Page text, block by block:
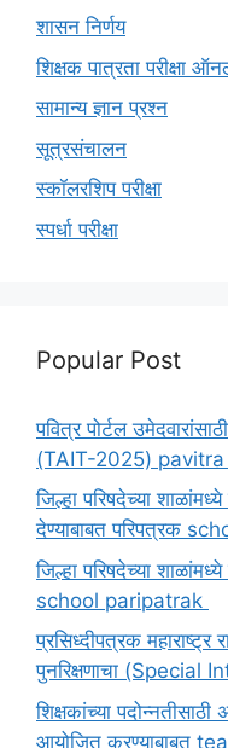
शासन निर्णय
शिक्षक पात्रता परीक्षा
सामान्य ज्ञान प्रश्न
सूत्रसंचालन
स्कॉलरशिप परीक्षा
स्पर्धा परीक्षा
Popular Post
पवित्र पोर्टल
(TAIT-2025)
जिल्हा परिषदेच्या
देण्याबाबत परिपत्रक
जिल्हा परिषदेच्या
school paripatrak
प्रसिध्दीपत्रक महाराष्ट्र
पुनरिक्षणाचा (Special
शिक्षकांच्या पदोन्नतीसाठी
आयोजित करण्याबाबत